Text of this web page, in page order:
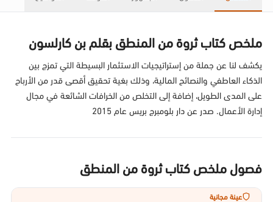
ملخص كتاب ثروة من المنطق بقلم بن كارلسون
يكشف لنا عن جملة من إستراتيجيات الاستثمار البسيطة التي تمزج بين
الذكاء العاطفي والنصائح المالية، وذلك بغية تحقيق أقصى قدر من الأرباح
على المدى الطويل، إضافة إلى التخلص من الخرافات الشائعة في مجال
إدارة الأعمال. صدر عن دار بلومبرج بريس عام 2015
فصول ملخص كتاب ثروة من المنطق
عينة مجانية